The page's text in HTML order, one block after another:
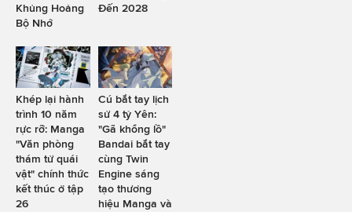
Khủng Hoảng
Bộ Nhớ
Đến 2028
Khép lại hành
trình 10 năm
rực rỡ: Manga
"Văn phòng
thám tử quái
vật" chính thức
kết thúc ở tập
26
Cú bắt tay lịch
sử 4 tỷ Yên:
"Gã khổng lồ"
Bandai bắt tay
cùng Twin
Engine sáng
tạo thương
hiệu Manga và